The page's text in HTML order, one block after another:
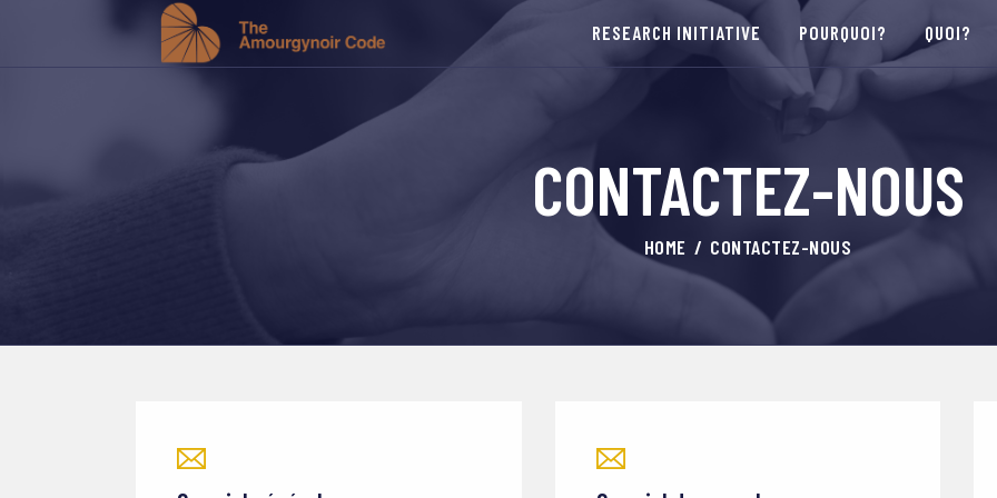
RESEARCH INITIATIVE POURQUOI? QUOI?
CONTACTEZ-NOUS
HOME CONTACTEZ-NOUS